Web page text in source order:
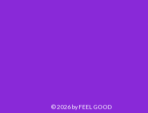
© 2026by FEEL GOOD